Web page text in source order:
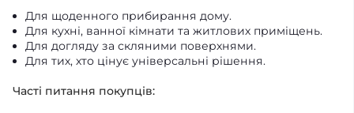
Для щоденного прибирання дому.
Для кухні, ванної кімнати та житлових приміщень.
Для догляду за скляними поверхнями.
Для тих, хто цінує універсальні рішення.
Часті питання покупців: